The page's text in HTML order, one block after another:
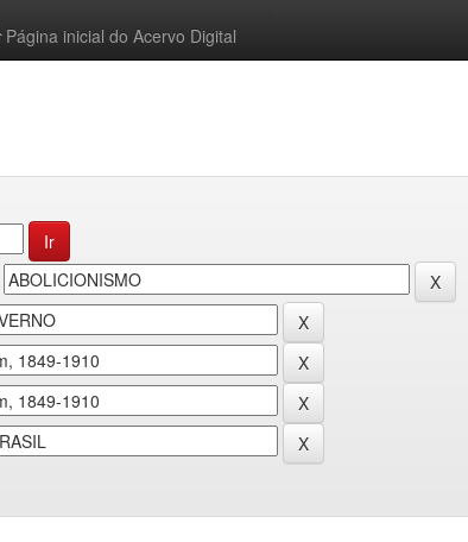
Página inicial do Acervo Digital